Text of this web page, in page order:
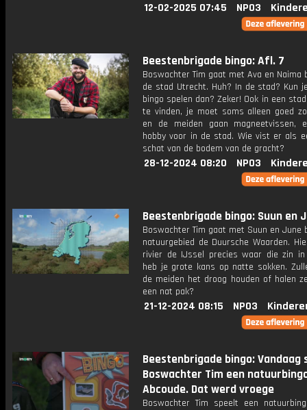
12-02-2025 07:45 NPO3
Beestenbrigade bingo: Afl. 7
Boswachter Tim gaat met Ava en Naima
de stad Utrecht. Huh? In de stad? Kun
bingo spelen dan? Zeker! Ook in een
te vinden, je moet soms alleen goed
en de meiden gaan magneetvissen,
hobby voor in de stad. Wie vist er als
schat van de bodem van de gracht?
28-12-2024 08:20 NPO3
Beestenbrigade bingo: Suun en
Boswachter Tim gaat met Suun en June
natuurgebied de Duursche Waarden.
rivier de IJssel precies waar die zin
heb je grote kans op natte sokken.
de meiden het droog houden of halen
een nat pak?
21-12-2024 08:15 NPO3
Beestenbrigade bingo: Vandaag
Boswachter Tim een
Abcoude. Dat werd vroege
Boswachter Tim speelt een